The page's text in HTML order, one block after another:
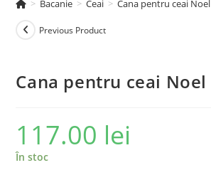
> Bacanie > Ceai > Cana pentru ceai Noel
Previous Product
Cana pentru ceai Noel
117.00 lei
În stoc